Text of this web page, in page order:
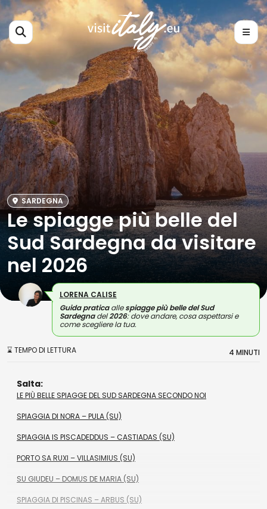
SARDEGNA
Le spiagge più belle del
Sud Sardegna da visitare
nel 2026
LORENA CALISE
Guida praticaallespiagge più belle del Sud
Sardegnadel2026: dove andare, cosa aspettarsi e
come scegliere la tua.
⌛ TEMPO DI LETTURA 4 MINUTI
Salta:
LE PIÙ BELLE SPIAGGE DEL SUD SARDEGNA SECONDO NOI
SPIAGGIA DI NORA – PULA (SU)
SPIAGGIA IS PISCADEDDUS – CASTIADAS (SU)
PORTO SA RUXI – VILLASIMIUS (SU)
SU GIUDEU – DOMUS DE MARIA (SU)
SPIAGGIA DI PISCINAS – ARBUS (SU)